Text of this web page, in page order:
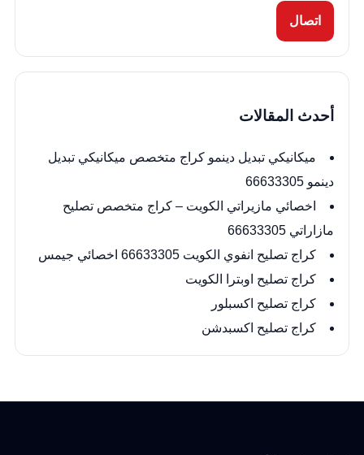
اتصال
أحدث المقالات
ميكانيكي تبديل دينمو كراج متخصص ميكانيكي تبديل
دينمو 66633305
اخصائي مازيراتي الكويت – كراج متخصص تصليح
مازاراتي 66633305
كراج تصليح انفوي الكويت 66633305 اخصائي جيمس
كراج تصليح اوبترا الكويت
كراج تصليح اكسبلور
كراج تصليح اكسبدشن